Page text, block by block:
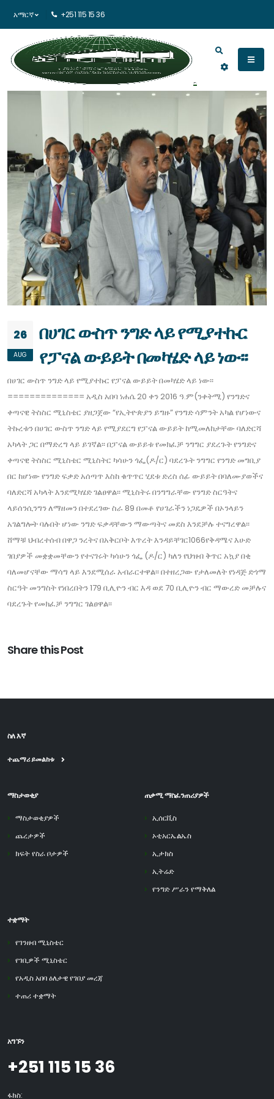
አማርኛ +251 115 15 36
26
AUG
በሀገር ውስጥ ንግድ ላይ የሚያተኩር
የፓናል ውይይት በመካሄድ ላይ ነው፡፡
በሀገር ውስጥ ንግድ ላይ የሚያተኩር የፓናል ውይይት በመካሄድ ላይ ነው፡፡
============== አዲስ አበባ ነሐሴ 20 ቀን 2016 ዓ.ም(ንቀትሚ) የንግድና
ቀጣናዊ ትስስር ሚኒስቴር ያዘጋጀው “የኢትዮጵያን ይግዙ” የንግድ ሳምንት አካል የሆነውና
ትኩረቱን በሀገር ውስጥ ንግድ ላይ የሚያደርግ የፓናል ውይይት ከሚመለከታቸው ባለድርሻ
አካላት ጋር በማድረግ ላይ ይገኛል፡፡ በፓናል ውይይቱ የመክፈቻ ንግግር ያደረጉት የንግድና
ቀጣናዊ ትስስር ሚኒስቴር ሚኒስትር ካሳሁን ጎፌ(ዶ/ር) ባደረጉት ንግግር የንግድ መግቢያ
በር ከሆነው የንግድ ፍቃድ አሰጣጥ እስከ ቁጥጥር ሂደቱ ድረስ ሰፊ ውይይት በባለሙያወችና
ባለድርሻ አካላት እንደሚካሄድ ገልፀዋል፡፡ ሚኒስትሩ በንግግራቸው የንግድ ስርዓትና
ላይሰንሲንግን ለማዘመን በተደረገው ስራ 89 በመቶ የሀገራችን ነጋዴዎች በኦንላይን
አገልግሎት ባሉበት ሆነው ንግድ ፍቃዳቸውን ማውጣትና መደስ እንደቻሉ ተናግረዋል፡፡
ሸማቹ ህብረተሰብ በዋጋ ንረትና በአቅርቦት እጥረት እንዳይቸገር1066የቅዳሜና እሁድ
ገበያዎች መቋቋመቸውን የተናገሩት ካሳሁን ጎፌ (ዶ/ር) ካለን የህዝብ ቅጥር አኳያ በቂ
ባለመሆናቸው ማሳግ ላይ እንደሚሰራ አብራርተዋል፡፡ በተዘረጋው የታለመለት የነዳጅ ድጎማ
ስርዓት መንግስት የነበረበትን 179 ቢሊዮን ብር እዳ ወደ 70 ቢሊዮን ብር ማውረድ መቻሉና
ባደረጉት የመክፈቻ ንግግር ገልፀዋል፡፡
Share this Post
ስለ እኛ
ተጨማሪ ይመልከቱ
ማስታወቂያ
ማስታወቂያዎች
ጨረታዎች
ክፍት የስራ ቦታዎች
ጠቃሚ ማስፈንጠሪያዎች
ኢሰርቪስ
ኦቲአርኤልኤስ
ኢታክስ
ኢትሬድ
የንግድ ሥራን የማቅለል
ተቋማት
የገንዘብ ሚኒስቴር
የገቢዎች ሚኒስቴር
የአዲስ አበባ ዕለታዊ የገበያ መረጃ
ተጠሪ ተቋማት
አግኙን
+251 115 15 36
ፋክስ: